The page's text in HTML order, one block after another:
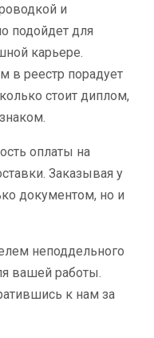
и
подойдет для
карьере.
в реестр порадует
стоит диплом,
оплаты на
Заказывая у
документом, но и
неподдельного
вашей работы.
к нам за